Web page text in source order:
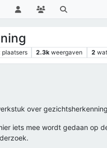
plaatsers 2.3k weergaven 2
over
iets mee wordt gedaan op